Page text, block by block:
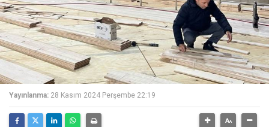
Yayınlanma: 28 Kasım 2024 Perşembe 22:19